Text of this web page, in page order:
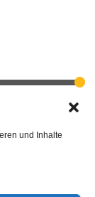
und Inhalte